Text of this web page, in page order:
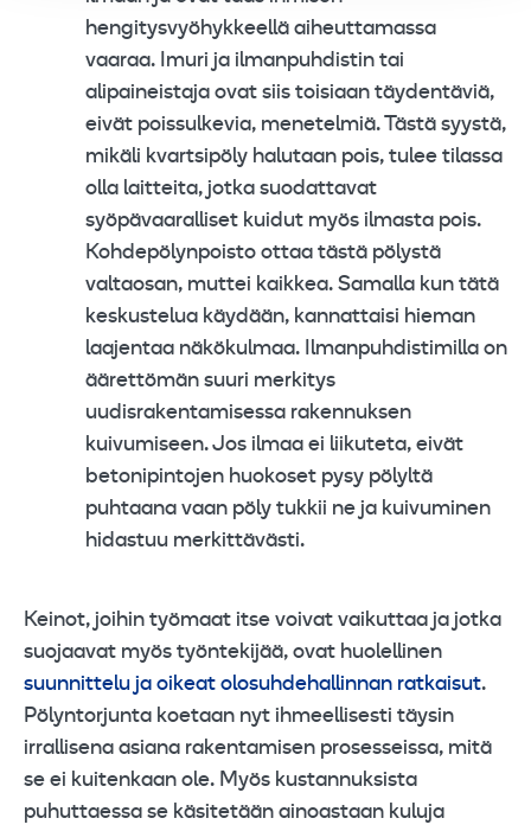
hengitysvyöhykkeellä aiheuttamassa
vaaraa. Imuri ja ilmanpuhdistin tai
alipaineistaja ovat siis toisiaan täydentäviä,
eivät poissulkevia, menetelmiä. Tästä syystä,
mikäli kvartsipöly halutaan pois, tulee tilassa
olla laitteita, jotka suodattavat
syöpävaaralliset kuidut myös ilmasta pois.
Kohdepölynpoisto ottaa tästä pölystä
valtaosan, muttei kaikkea. Samalla kun tätä
keskustelua käydään, kannattaisi hieman
laajentaa näkökulmaa. Ilmanpuhdistimilla on
äärettömän suuri merkitys
uudisrakentamisessa rakennuksen
kuivumiseen. Jos ilmaa ei liikuteta, eivät
betonipintojen huokoset pysy pölyltä
puhtaana vaan pöly tukkii ne ja kuivuminen
hidastuu merkittävästi.
Keinot, joihin työmaat itse voivat vaikuttaa ja jotka
suojaavat myös työntekijää, ovat huolellinen
suunnittelu ja oikeat olosuhdehallinnan ratkaisut.
Pölyntorjunta koetaan nyt ihmeellisesti täysin
irrallisena asiana rakentamisen prosesseissa, mitä
se ei kuitenkaan ole. Myös kustannuksista
puhuttaessa se käsitetään ainoastaan kuluja